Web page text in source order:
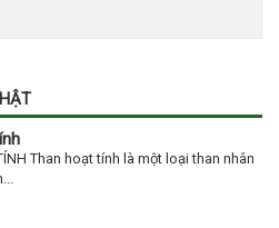
Than hoạt tính là một loại than nhân